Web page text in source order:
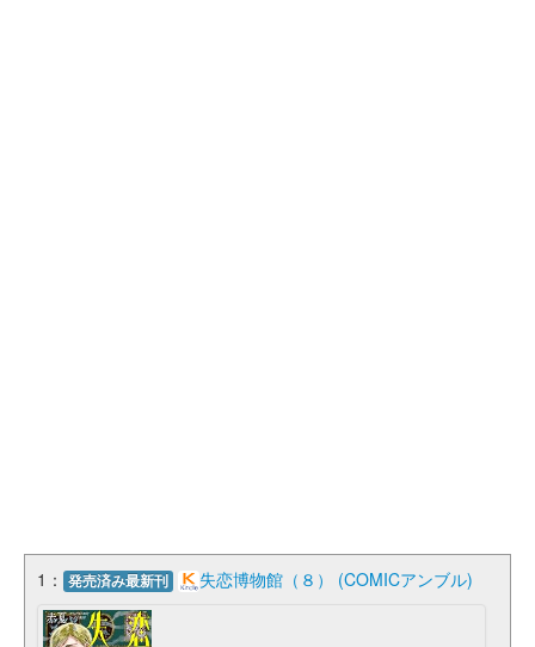
1： 発売済み最新刊 失恋博物館（８） (COMICアンブル)